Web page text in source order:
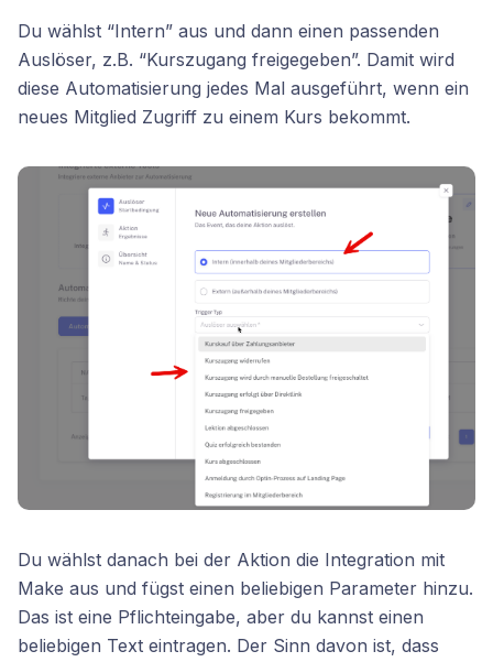
Du wählst “Intern” aus und dann einen passenden
Auslöser, z.B. “Kurszugang freigegeben”. Damit wird
diese Automatisierung jedes Mal ausgeführt, wenn ein
neues Mitglied Zugriff zu einem Kurs bekommt.
Du wählst danach bei der Aktion die Integration mit
Make aus und fügst einen beliebigen Parameter hinzu.
Das ist eine Pflichteingabe, aber du kannst einen
beliebigen Text eintragen. Der Sinn davon ist, dass